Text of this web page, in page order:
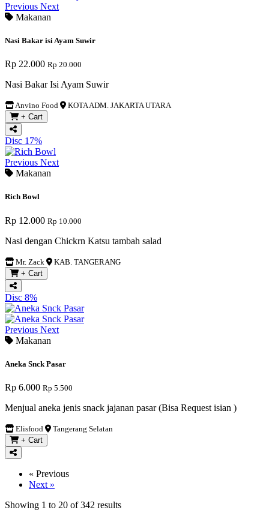
Previous Next
Makanan
Nasi Bakar isi Ayam Suwir
Rp 22.000 Rp 20.000
Nasi Bakar Isi Ayam Suwir
Anvino Food
KOTA ADM. JAKARTA UTARA
+ Cart
Disc 17%
Previous Next
Makanan
Rich Bowl
Rp 12.000 Rp 10.000
Nasi dengan Chickrn Katsu tambah salad
Mr. Zack
KAB. TANGERANG
+ Cart
Disc 8%
Previous Next
Makanan
Aneka Snck Pasar
Rp 6.000 Rp 5.500
Menjual aneka jenis snack jajanan pasar (Bisa Request isian )
Elisfood
Tangerang Selatan
+ Cart
« Previous
Next »
Showing 1 to 20 of342 results